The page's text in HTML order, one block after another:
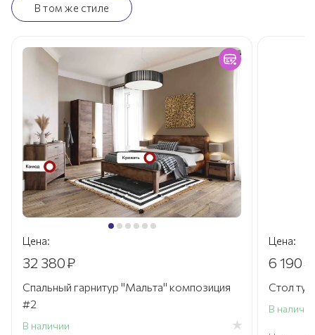
В том же стиле
Цена:
32 380₽
Спальный гарнитур "Мальта" композиция
#2
В наличии
Цена:
6 190₽
Стол
В наличии